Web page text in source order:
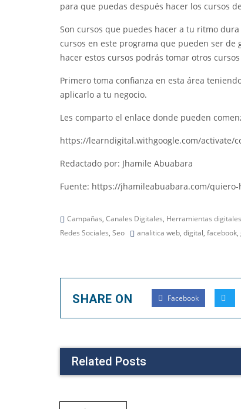
para que puedas después hacer los cursos
Son cursos que puedes hacer a tu ritmo
cursos en este programa que pueden ser
hacer estos cursos podrás tomar otros
Primero toma confianza en esta área
aplicarlo a tu negocio.
Les comparto el enlace donde pueden
https://learndigital.withgoogle.com/activate/
Redactado por: Jhamile Abuabara
Fuente: https://jhamileabuabara.com/
Campañas, Canales Digitales, Herramientas digitales
Redes Sociales, Seo analitica web, digital, facebook,
SHARE ON Facebook
Related Posts